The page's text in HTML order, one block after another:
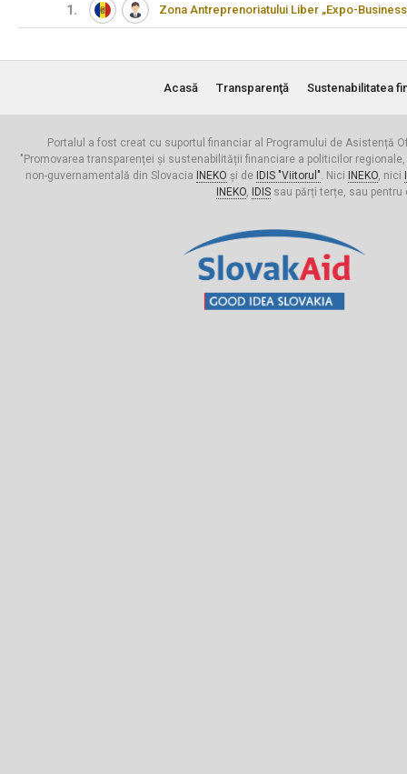
1. Zona Antreprenoriatului Liber „Expo-
Acasă Transparenţă Sustenabilitatea
Portalul a fost creat cu suportul financiar al Programului de Asistență
"Promovarea transparenței și sustenabilității financiare a politicilor
non-guvernamentală din Slovacia
INEKO și de IDIS "Viitorul". Nici INEKO, nici
INEKO, IDISsau părți terțe, sau pentru